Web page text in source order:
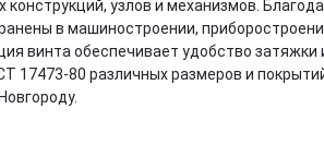
конструкций, узлов и механизмов.
в машиностроении,
винта обеспечивает удобство
17473-80 различных размеров и